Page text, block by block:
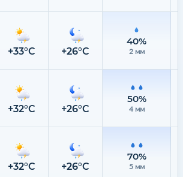
+33°C +26°C
40%
2 мм
+32°C +26°C
50%
4 мм
+32°C +26°C
70%
5 мм